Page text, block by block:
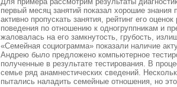
первый месяц занятий показал хорошие
активно пропускать занятия, рейтинг его
поведения по отношению к одногруппникам и
жаловалась на его замкнутость, грубость,
«Семейная социограмма» показали наличие
Андрею было предложено компьютерное
полученные в результате тестирования. В
семье ряд анамнестических сведений.
пытались наладить семейные отношения, но